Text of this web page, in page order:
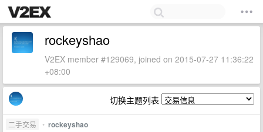
rockeyshao
V2EX member #129069, joined on 2015-07-27 11:36:22
+08:00
切换主题列表
二手交易 • rockeyshao